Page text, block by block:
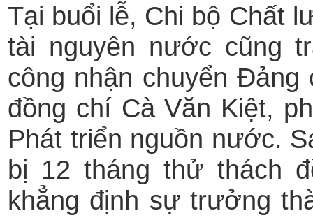
Tại buổi lễ, Chi bộ Chất
tài nguyên nước cũng
công nhận chuyển Đảng
đồng chí Cà Văn Kiệt,
Phát triển nguồn nước.
bị 12 tháng thử thách
khẳng định sự trưởng